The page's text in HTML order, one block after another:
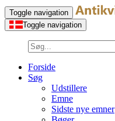
Toggle navigation
Toggle navigation
Forside
Søg
Udstillere
Emne
Sidste nye emner